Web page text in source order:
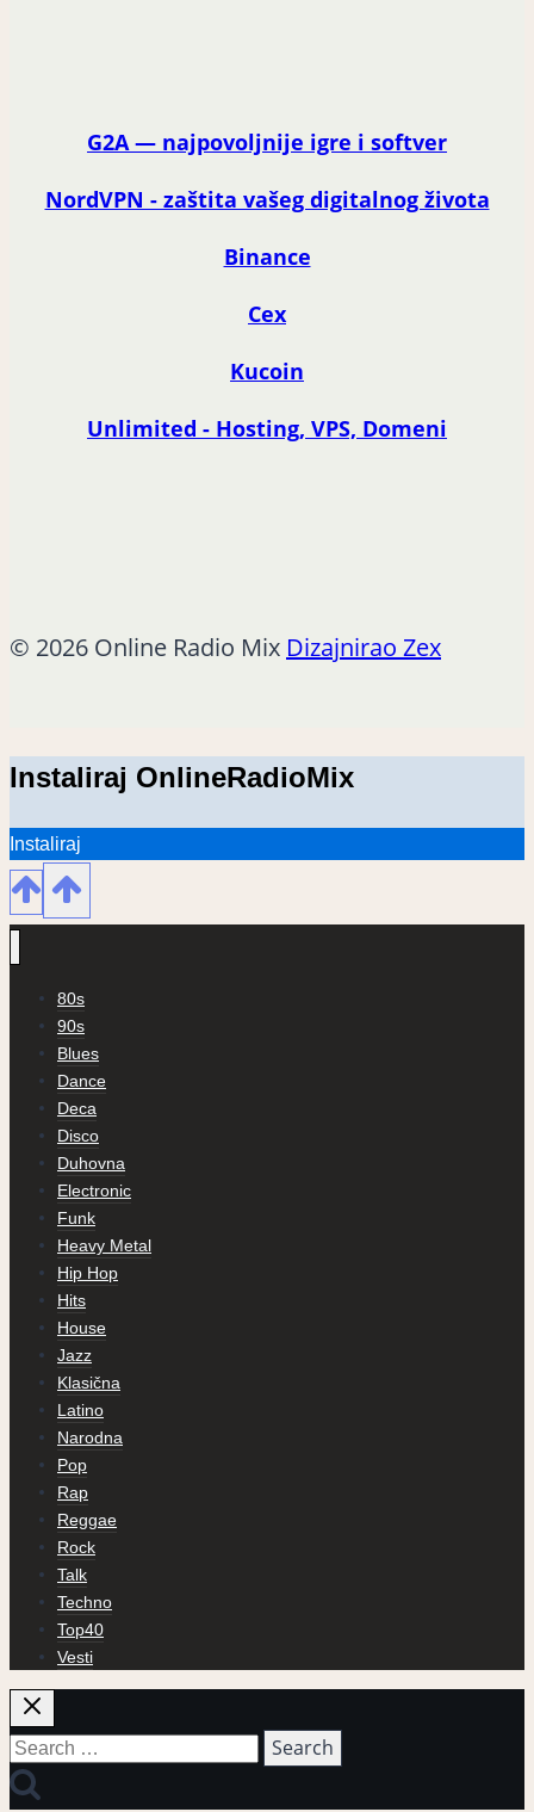
G2A — najpovoljnije igre i softver
NordVPN - zaštita vašeg digitalnog života
Binance
Cex
Kucoin
Unlimited - Hosting, VPS, Domeni
© 2026 Online Radio Mix Dizajnirao Zex
Instaliraj OnlineRadioMix
Instaliraj
80s
90s
Blues
Dance
Deca
Disco
Duhovna
Electronic
Funk
Heavy Metal
Hip Hop
Hits
House
Jazz
Klasična
Latino
Narodna
Pop
Rap
Reggae
Rock
Talk
Techno
Top40
Vesti
Search
for: